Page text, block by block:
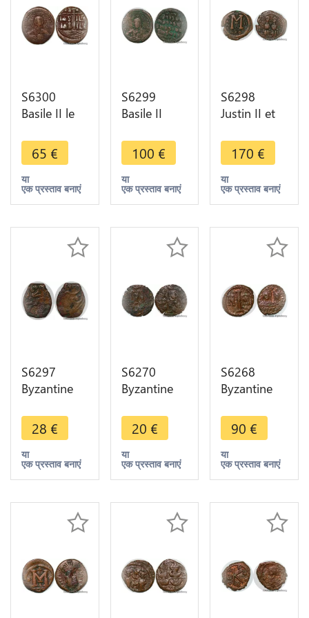
S6300
Basile II le
976-1025
ihsus xritys
basileu
basile Follis
65 €
या
एक प्रस्ताव बनाएं
S6299
Basile II
VIII ou XIe s
follis classe
A1
Constantinople
100 €
या
एक प्रस्ताव बनाएं
S6298
Justin II et
- 570
Nicomédie
Follis
A/N/N/O -
NIKO
170 €
या
एक प्रस्ताव बनाएं
S6297
Byzantine
Follis A
identifier -
>Faire Offre
28 €
या
एक प्रस्ताव बनाएं
S6270
Byzantine
Demi Follis
Half à
identifierer -
>Faire Offre
20 €
या
एक प्रस्ताव बनाएं
S6268
Byzantine
Follis demi
NIM NM -
>Faire Offre
90 €
या
एक प्रस्ताव बनाएं